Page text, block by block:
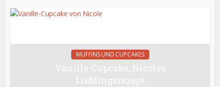
MUFFINS UND CUPCAKES
Vanille-Cupcake, Nicoles
Lieblingsrezept